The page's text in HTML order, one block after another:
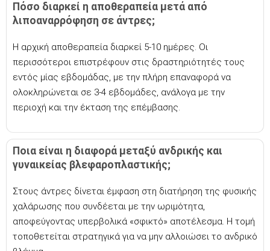
Πόσο διαρκεί η αποθεραπεία μετά από
λιποαναρρόφηση σε άντρες;
Η αρχική αποθεραπεία διαρκεί 5-10 ημέρες. Οι
περισσότεροι επιστρέφουν στις δραστηριότητές τους
εντός μίας εβδομάδας, με την πλήρη επαναφορά να
ολοκληρώνεται σε 3-4 εβδομάδες, ανάλογα με την
περιοχή και την έκταση της επέμβασης.
Ποια είναι η διαφορά μεταξύ ανδρικής και
γυναικείας βλεφαροπλαστικής;
Στους άντρες δίνεται έμφαση στη διατήρηση της φυσικής
χαλάρωσης που συνδέεται με την ωριμότητα,
αποφεύγοντας υπερβολικά «σφικτό» αποτέλεσμα. Η τομή
τοποθετείται στρατηγικά για να μην αλλοιώσει το ανδρικό